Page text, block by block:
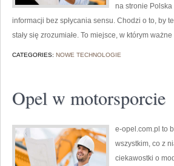
na stronie
informacji bez spłycania sensu. Chodzi o to, by
stały się zrozumiałe. To miejsce, w którym
CATEGORIES: NOWE TECHNOLOGIE
Opel w motorsporcie
e-opel.com.pl to
wszystkim, co z
ciekawostki o